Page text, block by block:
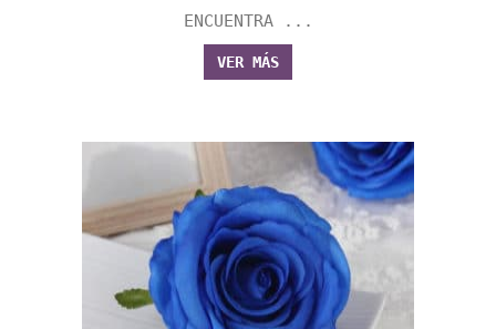
ENCUENTRA ...
VER MÁS